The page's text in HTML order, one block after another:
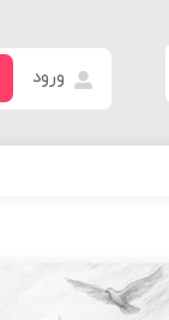
ورود